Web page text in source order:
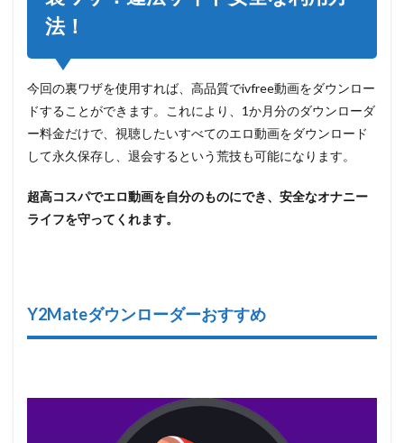
法！
今回の裏ワザを使用すれば、高品質でivfree動画をダウンロー
ドすることができます。これにより、1か月分のダウンローダ
ー料金だけで、視聴したいすべてのエロ動画をダウンロード
して永久保存し、退会するという荒技も可能になります。
超高コスパでエロ動画を自分のものにでき、安全なオナニー
ライフを守ってくれます。
Y2Mateダウンローダーおすすめ